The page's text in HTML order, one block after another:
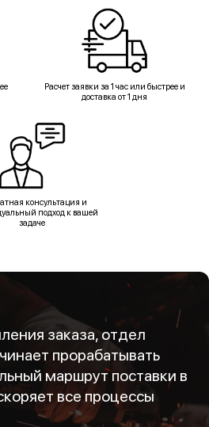
Расчет заявки за 1 час или быстрее и
доставка от 1 дня
консультация и
подход к вашей
задаче
заказа, отдел
прорабатывать
маршрут поставки в
все процессы